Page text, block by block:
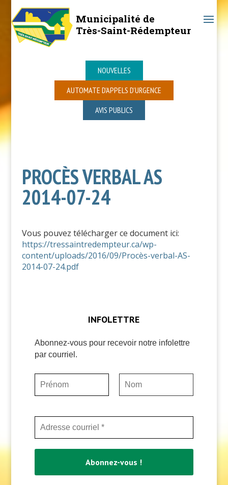
Municipalité de
Très-Saint-Rédempteur
NOUVELLES
AUTOMATE D’APPELS D’URGENCE
AVIS PUBLICS
PROCÈS VERBAL AS
2014-07-24
Vous pouvez télécharger ce document ici:
https://tressaintredempteur.ca/wp-
content/uploads/2016/09/Procès-verbal-AS-
2014-07-24.pdf
INFOLETTRE
Abonnez-vous pour recevoir notre infolettre
par courriel.